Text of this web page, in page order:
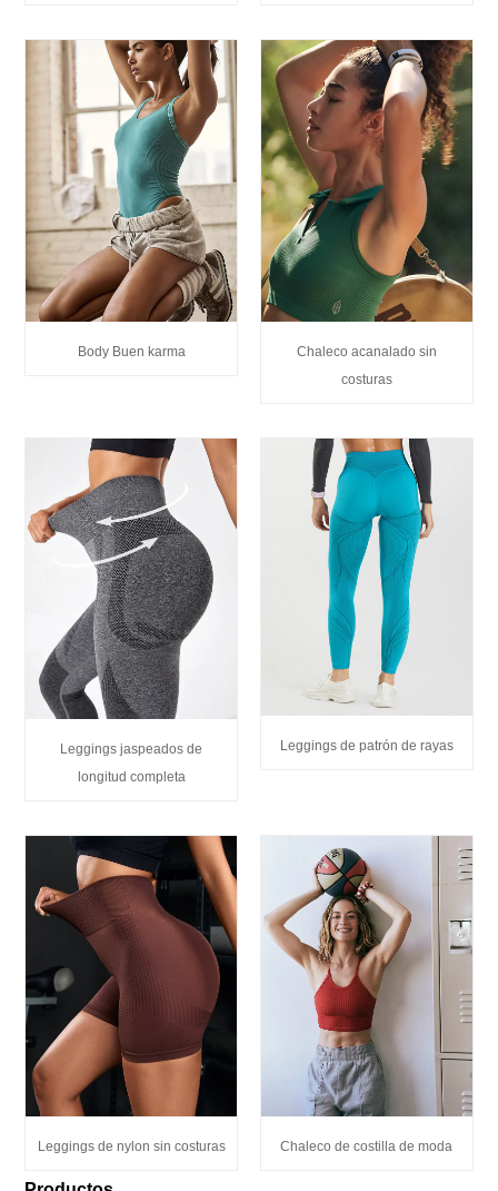
Body Buen karma
Chaleco acanalado sin
costuras
Leggings jaspeados de
longitud completa
Leggings de patrón de rayas
Leggings de nylon sin costuras Chaleco de costilla de moda